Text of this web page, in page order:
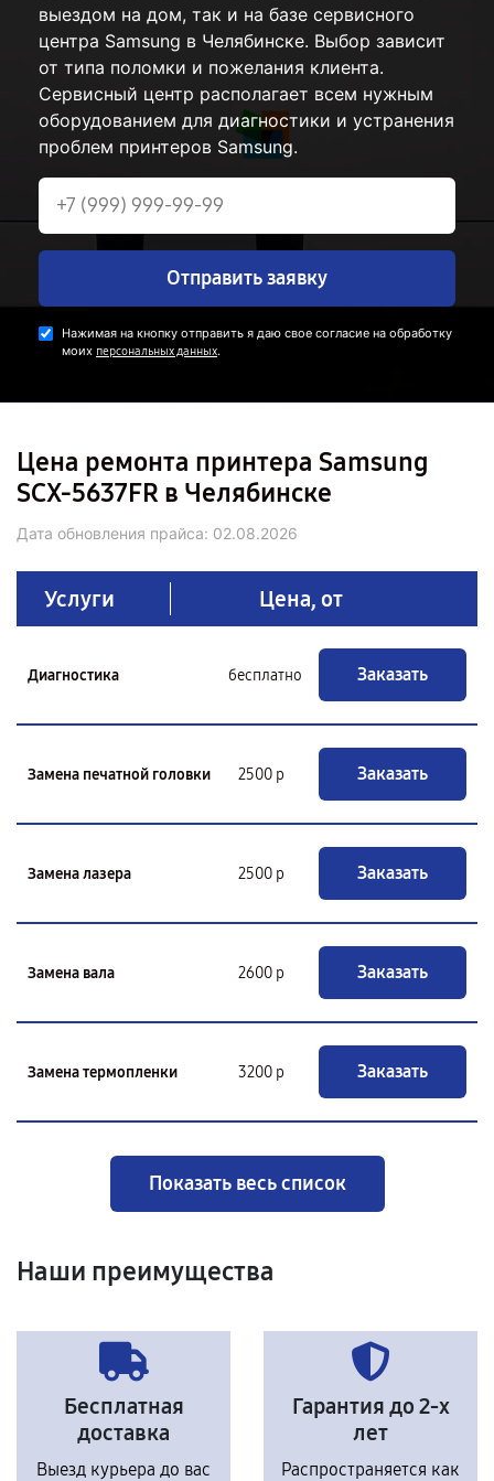
выездом на дом, так и на базе сервисного
центра Samsung в Челябинске. Выбор зависит
от типа поломки и пожелания клиента.
Сервисный центр располагает всем нужным
оборудованием для диагностики и устранения
проблем принтеров Samsung.
Отправить заявку
Нажимая на кнопку отправить я даю свое согласие на обработку
моих персональных данных.
Цена ремонта принтера Samsung
SCX-5637FR в Челябинске
Дата обновления прайса: 02.08.2026
Услуги Цена, от
Диагностика бесплатно Заказать
Замена печатной головки 2500 р Заказать
Замена лазера 2500 р Заказать
Замена вала 2600 р Заказать
Замена термопленки 3200 р Заказать
Показать весь список
Наши преимущества
Бесплатная
доставка
Выезд курьера до вас
Гарантия до 2-х
лет
Распространяется как